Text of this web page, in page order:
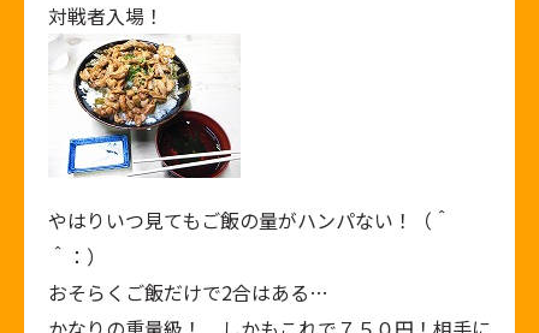
対戦者入場！
やはりいつ見てもご飯の量がハンパない！（＾
＾：）
おそらくご飯だけで2合はある…